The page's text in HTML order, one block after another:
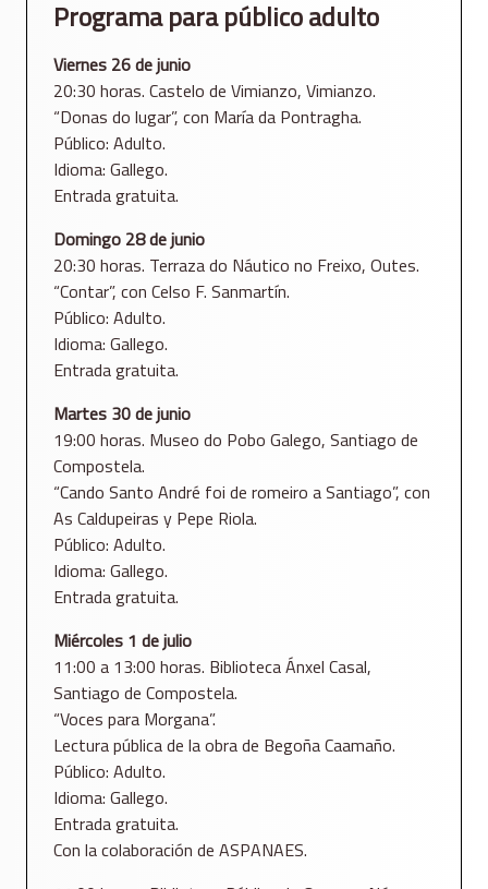
Programa para público adulto
Viernes 26 de junio
20:30 horas. Castelo de Vimianzo, Vimianzo.
“Donas do lugar”, con María da Pontragha.
Público: Adulto.
Idioma: Gallego.
Entrada gratuita.
Domingo 28 de junio
20:30 horas. Terraza do Náutico no Freixo, Outes.
“Contar”, con Celso F. Sanmartín.
Público: Adulto.
Idioma: Gallego.
Entrada gratuita.
Martes 30 de junio
19:00 horas. Museo do Pobo Galego, Santiago de
Compostela.
“Cando Santo André foi de romeiro a Santiago”, con
As Caldupeiras y Pepe Riola.
Público: Adulto.
Idioma: Gallego.
Entrada gratuita.
Miércoles 1 de julio
11:00 a 13:00 horas. Biblioteca Ánxel Casal,
Santiago de Compostela.
“Voces para Morgana”.
Lectura pública de la obra de Begoña Caamaño.
Público: Adulto.
Idioma: Gallego.
Entrada gratuita.
Con la colaboración de ASPANAES.